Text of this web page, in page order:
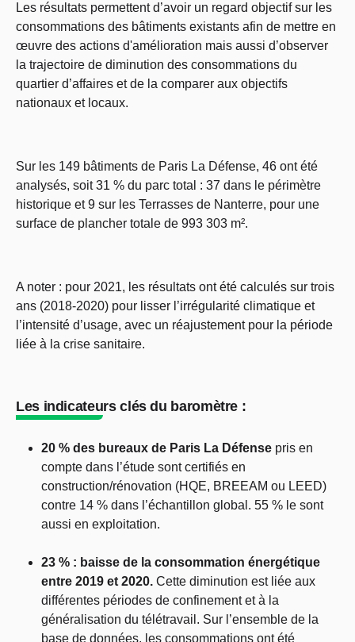
Les résultats permettent d’avoir un regard objectif sur les
consommations des bâtiments existants afin de mettre en
œuvre des actions d'amélioration mais aussi d’observer
la trajectoire de diminution des consommations du
quartier d’affaires et de la comparer aux objectifs
nationaux et locaux.
Sur les 149 bâtiments de Paris La Défense, 46 ont été
analysés, soit 31 % du parc total : 37 dans le périmètre
historique et 9 sur les Terrasses de Nanterre, pour une
surface de plancher totale de 993 303 m².
A noter : pour 2021, les résultats ont été calculés sur trois
ans (2018-2020) pour lisser l’irrégularité climatique et
l’intensité d’usage, avec un réajustement pour la période
liée à la crise sanitaire.
Les indicateurs clés du baromètre :
20 % des bureaux de Paris La Défense pris en
compte dans l’étude sont certifiés en
construction/rénovation (HQE, BREEAM ou LEED)
contre 14 % dans l’échantillon global. 55 % le sont
aussi en exploitation.
23 % : baisse de la consommation énergétique
entre 2019 et 2020. Cette diminution est liée aux
différentes périodes de confinement et à la
généralisation du télétravail. Sur l’ensemble de la
base de données, les consommations ont été